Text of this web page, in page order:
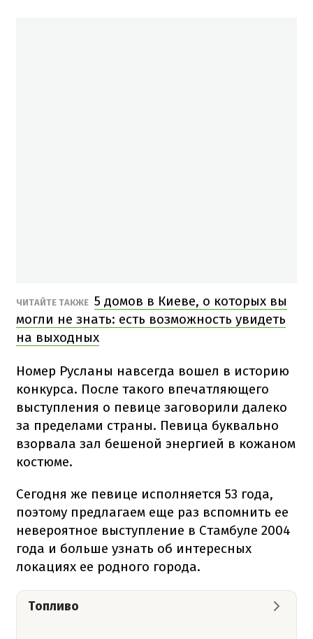
ЧИТАЙТЕ ТАКЖЕ 5 домов в Киеве, о которых вы
могли не знать: есть возможность увидеть
на выходных
Номер Русланы навсегда вошел в историю
конкурса. После такого впечатляющего
выступления о певице заговорили далеко
за пределами страны. Певица буквально
взорвала зал бешеной энергией в кожаном
костюме.
Сегодня же певице исполняется 53 года,
поэтому предлагаем еще раз вспомнить ее
невероятное выступление в Стамбуле 2004
года и больше узнать об интересных
локациях ее родного города.
Топливо